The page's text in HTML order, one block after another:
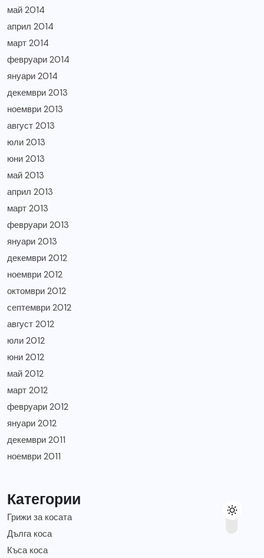
май 2014
април 2014
март 2014
февруари 2014
януари 2014
декември 2013
ноември 2013
август 2013
юли 2013
юни 2013
май 2013
април 2013
март 2013
февруари 2013
януари 2013
декември 2012
ноември 2012
октомври 2012
септември 2012
август 2012
юли 2012
юни 2012
май 2012
март 2012
февруари 2012
януари 2012
декември 2011
ноември 2011
Категории
Грижи за косата
Дълга коса
Къса коса